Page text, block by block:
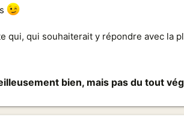
qui souhaiterait y répondre avec la
bien, mais pas du tout